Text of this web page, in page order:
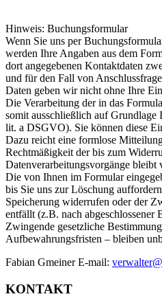
Hinweis: Buchungsformular
Wenn Sie uns per
werden Ihre Angaben aus dem
dort angegebenen Kontaktdaten
und für den Fall von
Daten geben wir nicht ohne Ihre
Die Verarbeitung der in das
somit ausschließlich auf
lit. a DSGVO). Sie können diese
Dazu reicht eine formlose
Rechtmäßigkeit der bis zum
Datenverarbeitungsvorgänge
Die von Ihnen im Formular
bis Sie uns zur Löschung
Speicherung widerrufen oder der
entfällt (z.B. nach abgeschlossener
Zwingende gesetzliche
Aufbewahrungsfristen – bleiben
Fabian Gmeiner E-mail:
KONTAKT